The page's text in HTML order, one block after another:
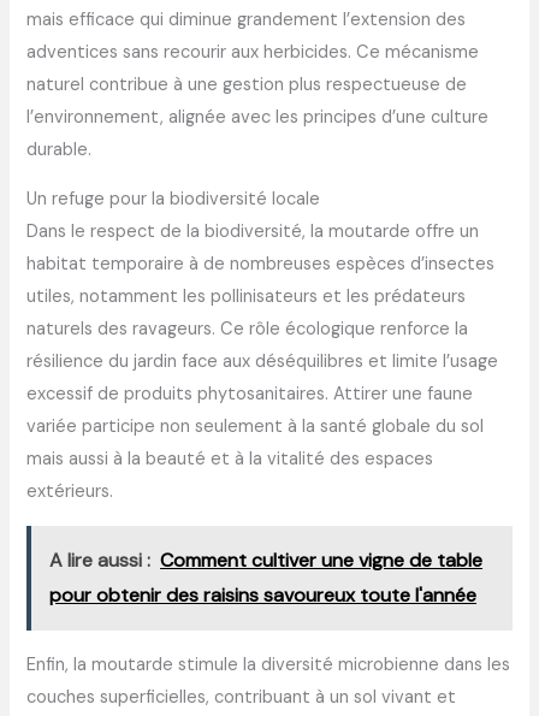
mais efficace qui diminue grandement l’extension des
adventices sans recourir aux herbicides. Ce mécanisme
naturel contribue à une gestion plus respectueuse de
l’environnement, alignée avec les principes d’une culture
durable.
Un refuge pour la biodiversité locale
Dans le respect de la biodiversité, la moutarde offre un
habitat temporaire à de nombreuses espèces d’insectes
utiles, notamment les pollinisateurs et les prédateurs
naturels des ravageurs. Ce rôle écologique renforce la
résilience du jardin face aux déséquilibres et limite l’usage
excessif de produits phytosanitaires. Attirer une faune
variée participe non seulement à la santé globale du sol
mais aussi à la beauté et à la vitalité des espaces
extérieurs.
A lire aussi : Comment cultiver une vigne de table
pour obtenir des raisins savoureux toute l'année
Enfin, la moutarde stimule la diversité microbienne dans les
couches superficielles, contribuant à un sol vivant et